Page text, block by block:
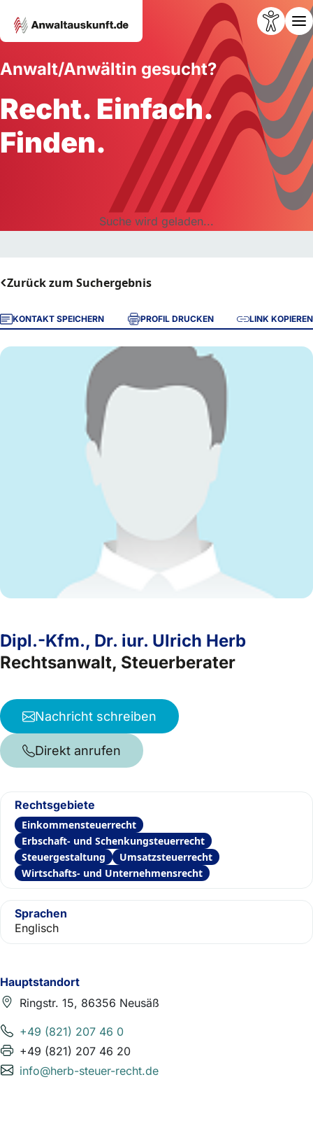
Anwalt/Anwältin gesucht?
Recht. Einfach.
Finden.
Suche wird geladen...
Zurück zum Suchergebnis
KONTAKT SPEICHERN PROFIL DRUCKEN LINK KOPIEREN
Hauptstandort
Ringstr. 15, 86356 Neusäß
+49 (821) 207 46 0
+49 (821) 207 46 20
info@herb-steuer-recht.de
Dipl.-Kfm., Dr. iur. Ulrich Herb
Rechtsanwalt, Steuerberater
Nachricht schreiben
Direkt anrufen
Rechtsgebiete
Einkommensteuerrecht
Erbschaft- und Schenkungsteuerrecht
Steuergestaltung
Umsatzsteuerrecht
Wirtschafts- und Unternehmensrecht
Sprachen
Englisch